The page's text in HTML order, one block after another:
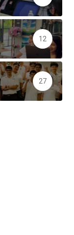
12
27